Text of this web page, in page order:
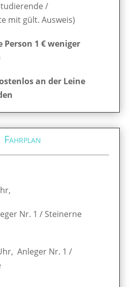
/
mit gült. Ausweis)
Person 1 € weniger
an der Leine
Fahrplan
Nr. 1 / Steinerne
Anleger Nr. 1 /